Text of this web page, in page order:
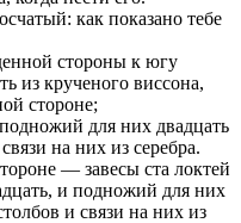
как показано тебе
стороны к югу
из крученого виссона,
стороне;
для них двадцать
на них из серебра.
— завесы ста локтей
и подножий для них
и связи на них из